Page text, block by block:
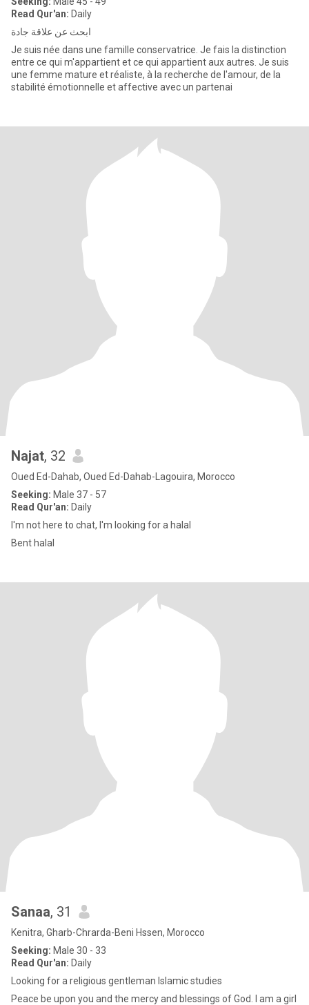
Read Qur'an: Daily
ابحث عن علاقة جادة
Je suis née dans une famille conservatrice. Je fais la distinction
entre ce qui m'appartient et ce qui appartient aux autres. Je suis
une femme mature et réaliste, à la recherche de l'amour, de la
stabilité émotionnelle et affective avec un partenai
Najat, 32
Oued Ed-Dahab, Oued Ed-Dahab-Lagouira, Morocco
Seeking: Male 37 - 57
Read Qur'an: Daily
I'm not here to chat, I'm looking for a halal
Bent halal
Sanaa, 31
Kenitra, Gharb-Chrarda-Beni Hssen, Morocco
Seeking: Male 30 - 33
Read Qur'an: Daily
Looking for a religious gentleman Islamic studies
Peace be upon you and the mercy and blessings of God. I am a girl